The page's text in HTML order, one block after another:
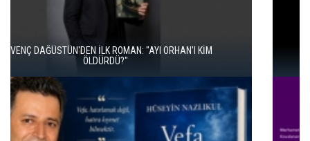
İKİ KİTAP VE BİTMEYEN BİR ENERJİ